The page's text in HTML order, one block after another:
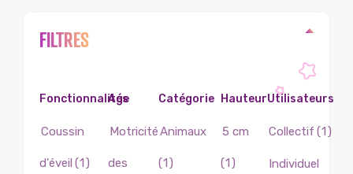
FILTRES
Fonctionnalités
Coussin
d'éveil (1)
Age
Motricité
des
Catégorie
Animaux
(1)
Hauteur
5 cm
(1)
Utilisateurs
Collectif (1)
Individuel